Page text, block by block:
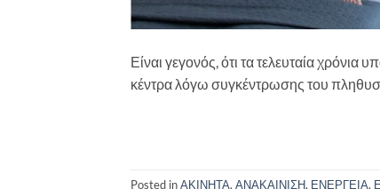
Είναι γεγονός, ότι τα τελευταία
κέντρα λόγω συγκέντρωσης του
Posted inΑΚΙΝΗΤΑ, ΑΝΑΚΑΙΝΙΣΗ, ΕΝΕΡΓΕΙΑ,